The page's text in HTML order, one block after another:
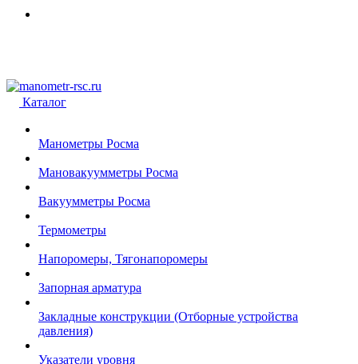
Каталог
Манометры Росма
Мановакуумметры Росма
Вакуумметры Росма
Термометры
Напоромеры, Тягонапоромеры
Запорная арматура
Закладные конструкции (Отборные устройства
давления)
Указатели уровня